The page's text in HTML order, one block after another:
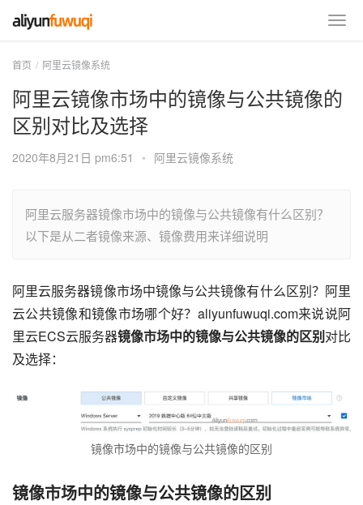
首页 阿里云镜像系统
阿里云镜像市场中的镜像与公共镜像的
区别对比及选择
2020年8月21日 pm6:51 • 阿里云镜像系统
阿里云服务器镜像市场中的镜像与公共镜像有什么区别？
以下是从二者镜像来源、镜像费用来详细说明
阿里云服务器镜像市场中镜像与公共镜像有什么区别？阿里
云公共镜像和镜像市场哪个好？aliyunfuwuqi.com来说说阿
里云ECS云服务器镜像市场中的镜像与公共镜像的区别对比
及选择：
镜像市场中的镜像与公共镜像的区别
镜像市场中的镜像与公共镜像的区别